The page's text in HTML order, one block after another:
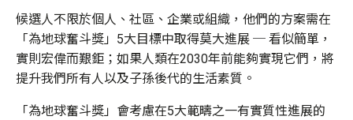
候選人不限於個人、社區、企業或組織，他們的方案需在
「為地球奮斗獎」5大目標中取得莫大進展 ─ 看似簡單，
實則宏偉而艱鉅；如果人類在2030年前能夠實現它們，將
提升我們所有人以及子孫後代的生活素質。
「為地球奮斗獎」會考慮在5大範疇之一有實質性進展的